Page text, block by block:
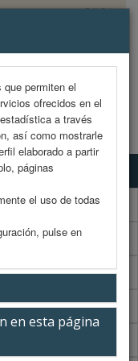
permiten el
ofrecidos en el
a través
así como mostrarle
elaborado a partir
páginas
el uso de todas
pulse en
en esta página